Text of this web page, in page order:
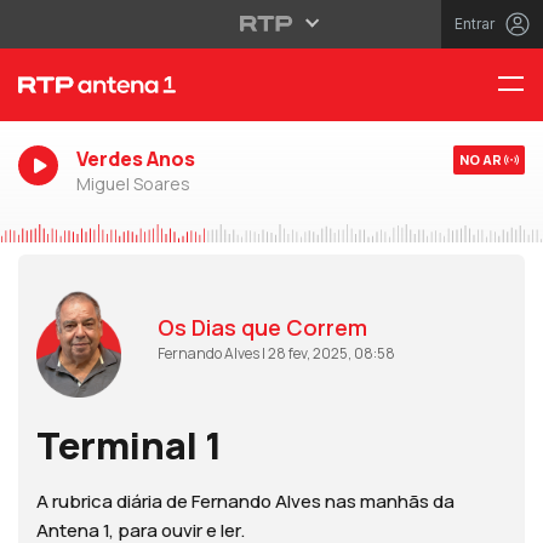
Entrar
Verdes Anos
Miguel Soares
NO AR
Os Dias que Correm
Fernando Alves | 28 fev, 2025, 08:58
Terminal 1
A rubrica diária de Fernando Alves nas manhãs da
Antena 1, para ouvir e ler.